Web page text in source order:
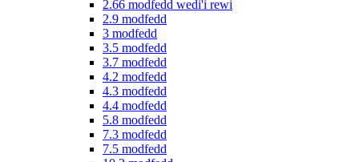
2.66 modfedd wedi'i rewi
2.9 modfedd
3 modfedd
3.5 modfedd
3.7 modfedd
4.2 modfedd
4.3 modfedd
4.4 modfedd
5.8 modfedd
7.3 modfedd
7.5 modfedd